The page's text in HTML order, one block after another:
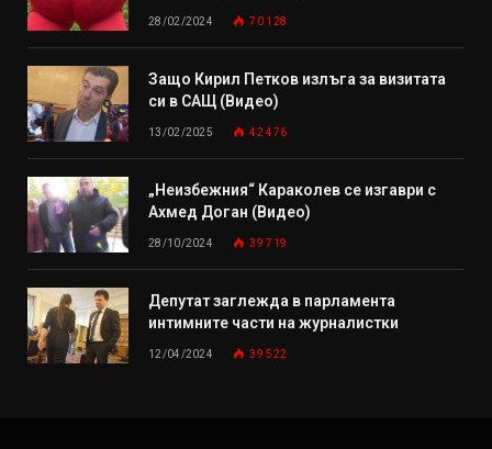
28/02/2024 70 128
Защо Кирил Петков излъга за визитата
си в САЩ (Видео)
13/02/2025 42 476
„Неизбежния“ Караколев се изгаври с
Ахмед Доган (Видео)
28/10/2024 39 719
Депутат заглежда в парламента
интимните части на журналистки
12/04/2024 39 522